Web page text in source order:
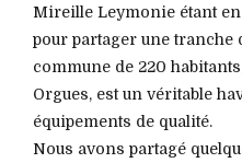
Mireille Leymonie étant en
pour partager une tranche
commune de 220
Orgues, est un véritable
équipements de qualité.
Nous avons partagé